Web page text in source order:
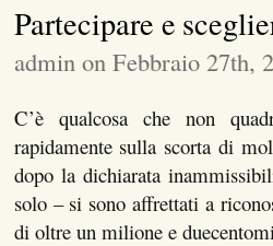
Partecipare e
admin on Febbraio 27th,
C’è qualcosa che non
rapidamente sulla scorta di
dopo la dichiarata
solo – si sono affrettati a
di oltre un milione e